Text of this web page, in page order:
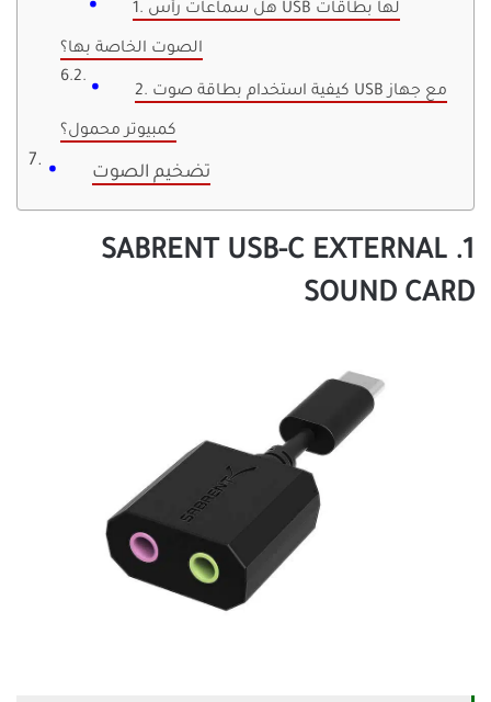
1. هل سماعات رأس USB لها بطاقات
الصوت الخاصة بها؟
2. كيفية استخدام بطاقة صوت USB مع جهاز
كمبيوتر محمول؟
تضخيم الصوت
1. SABRENT USB-C EXTERNAL
SOUND CARD